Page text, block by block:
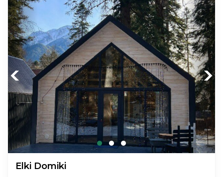
Previous Next
Elki Domiki